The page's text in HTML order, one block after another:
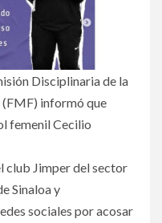
Disciplinaria de la
informó que
femenil Cecilio
club Jimper del sector
Sinaloa y
sociales por acosar